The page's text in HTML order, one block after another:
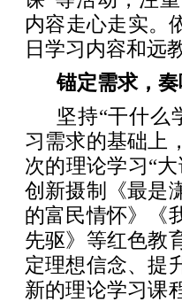
内容走心走实。
日学习内容和远
锚定需求，
坚持“干什么
习需求的基础上
次的理论学习“
创新摄制《最是
的富民情怀》《
先驱》等红色教
定理想信念、提
新的理论学习课